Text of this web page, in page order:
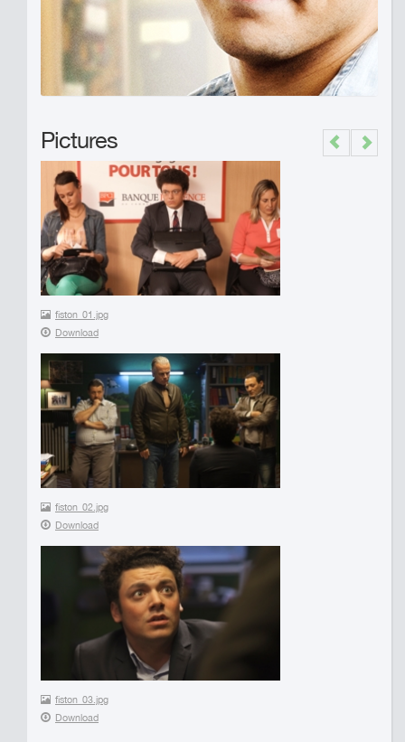
Pictures
fiston_01.jpg
Download
fiston_02.jpg
Download
fiston_03.jpg
Download
Previous
Next